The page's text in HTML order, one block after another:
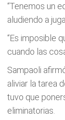
“Tenemos un
aludiendo a
“Es imposible
cuando las
Sampaoli
aliviar la tarea
tuvo que
eliminatorias.